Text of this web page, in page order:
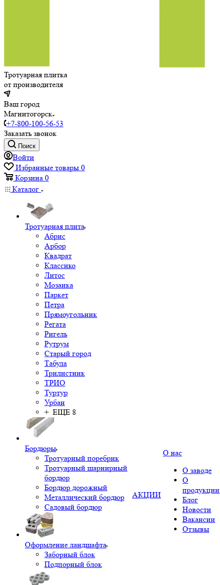
Тротуарная плитка
от производителя
Ваш город
Магнитогорск
+7-800-100-56-53
Заказать звонок
Поиск
Войти
Избранные товары 0
Корзина 0
Каталог
Тротуарная плита
Абрис
Арбор
Квадрат
Классико
Литос
Мозаика
Паркет
Петра
Прямоугольник
Регата
Ригель
Рутрум
Старый город
Табула
Трилистник
ТРИО
Туртур
Урбан
+ ЕЩЕ 8
Бордюры
Тротуарный поребрик
Тротуарный шарнирный
бордюр
Бордюр дорожный
Металлический бордюр
Садовый бордюр
Оформление ландшафта
Заборный блок
Подпорный блок
АКЦИИ
О нас
О заводе
О
продукции
Блог
Новости
Вакансии
Отзывы